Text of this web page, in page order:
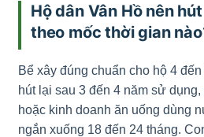
Hộ dân Vân Hồ nên
theo mốc thời gian
Bể xây đúng chuẩn cho hộ 4
hút lại sau 3 đến 4 năm sử
hoặc kinh doanh ăn uống dùng
ngắn xuống 18 đến 24 tháng.